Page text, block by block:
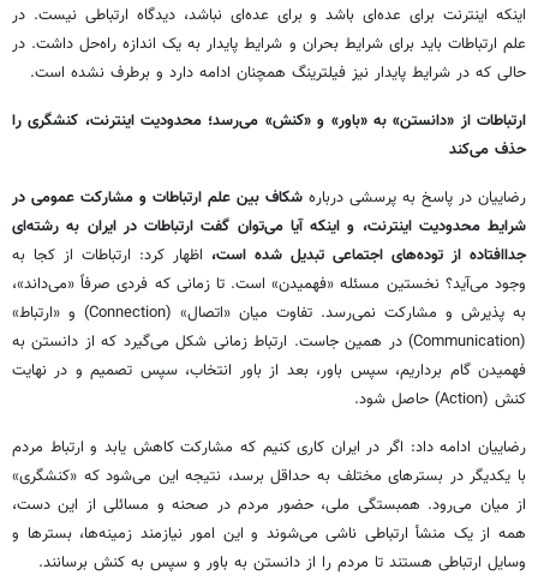
اینکه اینترنت برای عده‌ای باشد و برای عده‌ای نباشد، دیدگاه ارتباطی نیست. در
علم ارتباطات باید برای شرایط بحران و شرایط پایدار به یک اندازه راه‌حل داشت. در
حالی که در شرایط پایدار نیز فیلترینگ همچنان ادامه دارد و برطرف نشده است.
ارتباطات از «دانستن» به «باور» و «کنش» می‌رسد؛ محدودیت اینترنت، کنشگری را
حذف می‌کند
رضاییان در پاسخ به پرسشی درباره شکاف بین علم ارتباطات و مشارکت عمومی در
شرایط محدودیت اینترنت، و اینکه آیا می‌توان گفت ارتباطات در ایران به رشته‌ای
جداافتاده از توده‌های اجتماعی تبدیل شده است، اظهار کرد: ارتباطات از کجا به
وجود می‌آید؟ نخستین مسئله «فهمیدن» است. تا زمانی که فردی صرفاً «می‌داند»،
به پذیرش و مشارکت نمی‌رسد. تفاوت میان «اتصال» (Connection) و «ارتباط»
(Communication) در همین جاست. ارتباط زمانی شکل می‌گیرد که از دانستن به
فهمیدن گام برداریم، سپس باور، بعد از باور انتخاب، سپس تصمیم و در نهایت
کنش (Action) حاصل شود.
رضاییان ادامه داد: اگر در ایران کاری کنیم که مشارکت کاهش یابد و ارتباط مردم
با یکدیگر در بسترهای مختلف به حداقل برسد، نتیجه این می‌شود که «کنشگری»
از میان می‌رود. همبستگی ملی، حضور مردم در صحنه و مسائلی از این دست،
همه از یک منشأ ارتباطی ناشی می‌شوند و این امور نیازمند زمینه‌ها، بسترها و
وسایل ارتباطی هستند تا مردم را از دانستن به باور و سپس به کنش برسانند.